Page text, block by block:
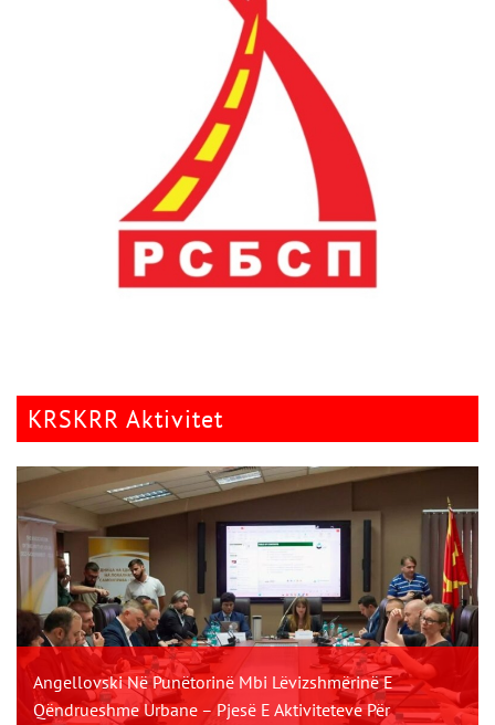
KRSKRR Aktivitet
Angellovski Në Punëtorinë Mbi Lëvizshmërinë E
Qëndrueshme Urbane – Pjesë E Aktiviteteve Për